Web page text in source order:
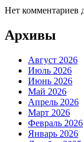
Нет комментариев
Архивы
Август 2026
Июль 2026
Июнь 2026
Май 2026
Апрель 2026
Март 2026
Февраль 2026
Январь 2026